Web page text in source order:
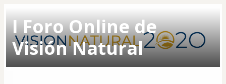
I Foro Online de
Visión Natural